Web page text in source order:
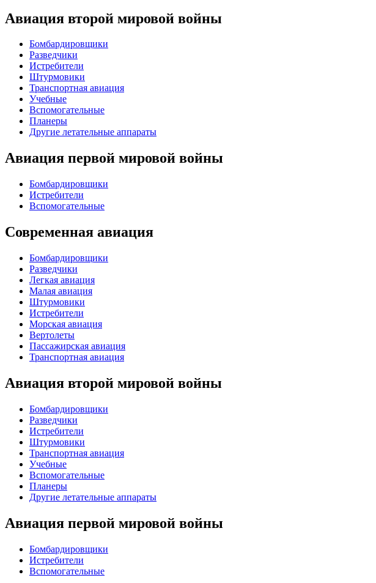
Авиация второй мировой войны
Бомбардировщики
Разведчики
Истребители
Штурмовики
Транспортная авиация
Учебные
Вспомогательные
Планеры
Другие летательные аппараты
Авиация первой мировой войны
Бомбардировщики
Истребители
Вспомогательные
Современная авиация
Бомбардировщики
Разведчики
Легкая авиация
Малая авиация
Штурмовики
Истребители
Морская авиация
Вертолеты
Пассажирская авиация
Транспортная авиация
Авиация второй мировой войны
Бомбардировщики
Разведчики
Истребители
Штурмовики
Транспортная авиация
Учебные
Вспомогательные
Планеры
Другие летательные аппараты
Авиация первой мировой войны
Бомбардировщики
Истребители
Вспомогательные